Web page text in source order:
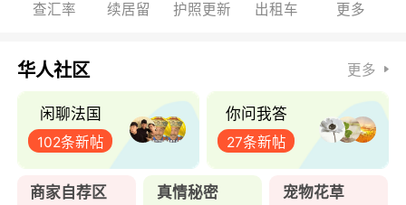
查汇率 续居留 护照更新 出租车 更多
华人社区 更多
闲聊法国
102条新帖
你问我答
27条新帖
商家自荐区 真情秘密 宠物花草